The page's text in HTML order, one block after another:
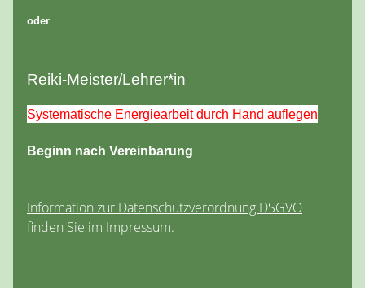
oder
Reiki-Meister/Lehrer*in
Systematische Energiearbeit durch Hand auflegen
Beginn nach Vereinbarung
Information zur Datenschutzverordnung DSGVO
finden Sie im Impressum.